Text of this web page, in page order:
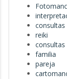
vibración.
realizaré un
energéticos.
tu aura limpia
de consulta.✨
⏰ Si tus
reservar una cita!
reiki
familia
pareja